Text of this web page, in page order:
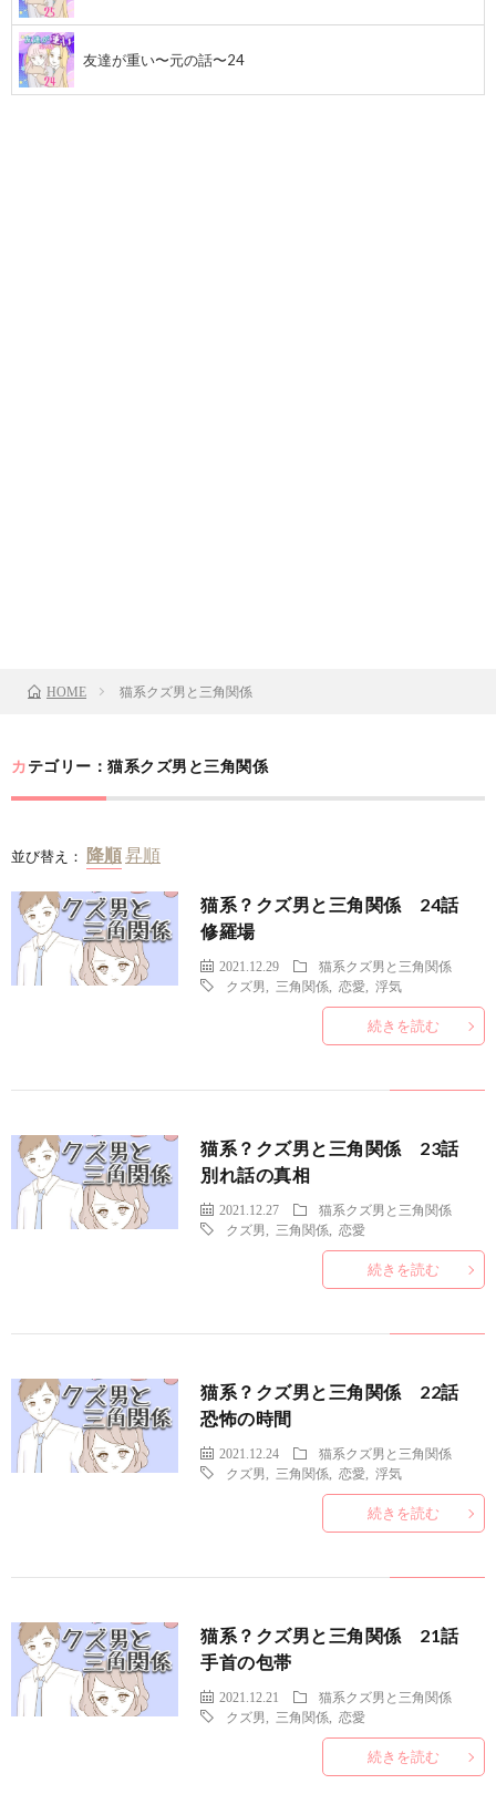
友達が重い〜元の話〜24
HOME 猫系クズ男と三角関係
カテゴリー：猫系クズ男と三角関係
並び替え：
猫系？クズ男と三角関係 24話
修羅場
2021.12.29
猫系クズ男と三角関係
クズ男
三角関係 ,恋愛 ,浮気
続きを読む
猫系？クズ男と三角関係 23話
別れ話の真相
2021.12.27
猫系クズ男と三角関係
クズ男
三角関係 ,恋愛
続きを読む
猫系？クズ男と三角関係 22話
恐怖の時間
2021.12.24
猫系クズ男と三角関係
クズ男
三角関係 ,恋愛 ,浮気
続きを読む
猫系？クズ男と三角関係 21話
手首の包帯
2021.12.21
猫系クズ男と三角関係
クズ男
三角関係 ,恋愛
続きを読む